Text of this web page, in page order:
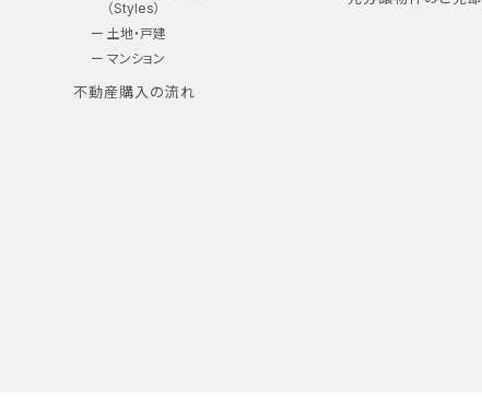
（Styles）
土地・戸建
マンション
不動産購入の流れ